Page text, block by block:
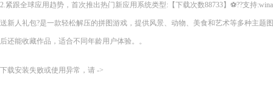
2.紧跟全球应用趋势，首次推出热门新应用系统类型:【下载次数88733】⚽??支持
送新人礼包?是一款轻松解压的拼图游戏，提供风景、动物、美食和艺术等多种主题
后还能收藏作品，适合不同年龄用户体验。。
下载安装失败或使用异常，请 ->